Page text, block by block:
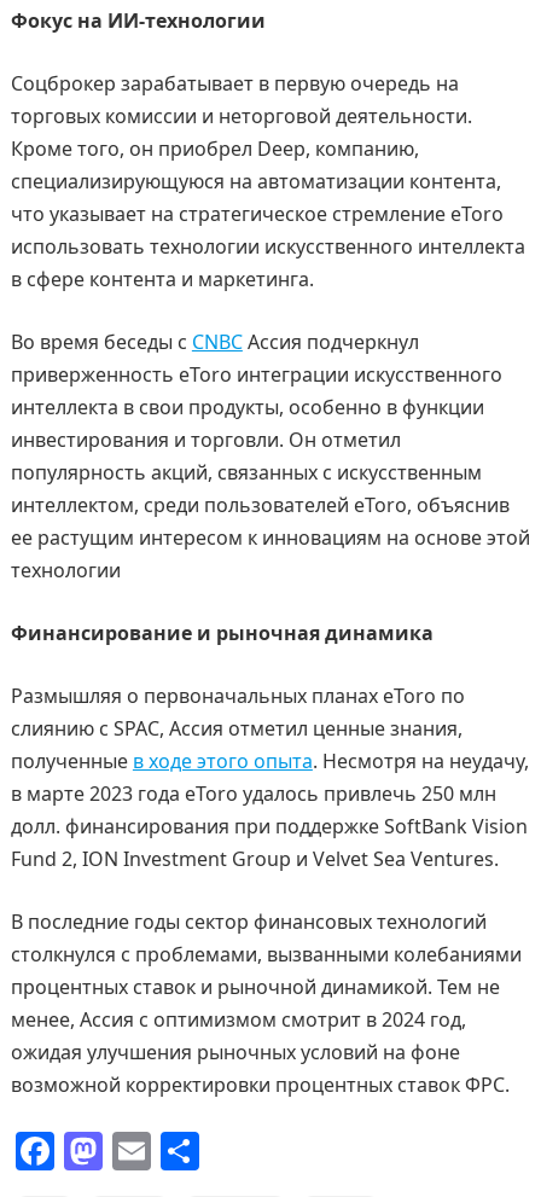
Фокус на ИИ-технологии
Соцброкер зарабатывает в первую очередь на
торговых комиссии и неторговой деятельности.
Кроме того, он приобрел Deep, компанию,
специализирующуюся на автоматизации контента,
что указывает на стратегическое стремление eToro
использовать технологии искусственного интеллекта
в сфере контента и маркетинга.
Во время беседы с CNBCАссия подчеркнул
приверженность eToro интеграции искусственного
интеллекта в свои продукты, особенно в функции
инвестирования и торговли. Он отметил
популярность акций, связанных с искусственным
интеллектом, среди пользователей eToro, объяснив
ее растущим интересом к инновациям на основе этой
технологии
Финансирование и рыночная динамика
Размышляя о первоначальных планах eToro по
слиянию с SPAC, Ассия отметил ценные знания,
полученные в ходе этого опыта. Несмотря на неудачу,
в марте 2023 года eToro удалось привлечь 250 млн
долл. финансирования при поддержке SoftBank Vision
Fund 2, ION Investment Group и Velvet Sea Ventures.
В последние годы сектор финансовых технологий
столкнулся с проблемами, вызванными колебаниями
процентных ставок и рыночной динамикой. Тем не
менее, Ассия с оптимизмом смотрит в 2024 год,
ожидая улучшения рыночных условий на фоне
возможной корректировки процентных ставок ФРС.
F M E О